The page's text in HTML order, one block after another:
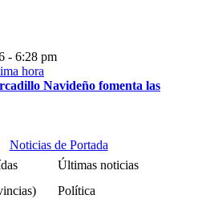
- 6:28 pm
Navideño fomenta las
Noticias de Portada
Últimas noticias
Política